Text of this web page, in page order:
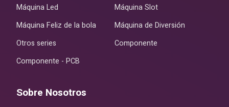
Máquina Led
Máquina Slot
Máquina Feliz de la bola
Máquina de Diversión
Otros series
Componente
Componente - PCB
Sobre Nosotros